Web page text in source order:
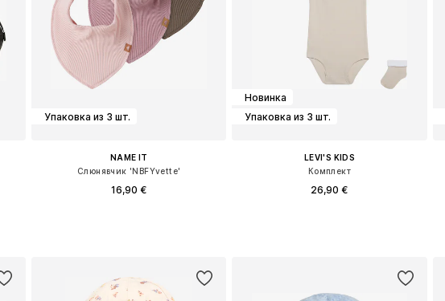
Упаковка из 3 шт.
NAME IT
Слюнявчик 'NBFYvette'
16,90 €
Новинка
Упаковка из 3 шт.
LEVI'S KIDS
Комплект
26,90 €